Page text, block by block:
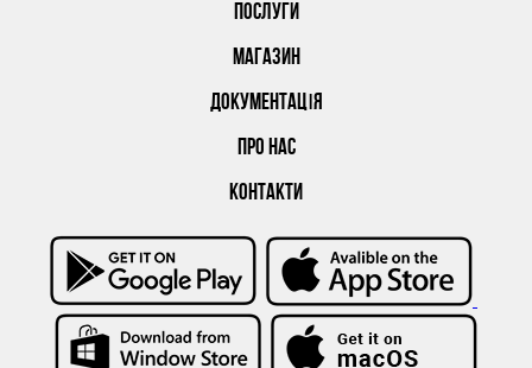
ПОСЛУГИ
МАГАЗИН
ДОКУМЕНТАЦІЯ
ПРО НАС
КОНТАКТИ